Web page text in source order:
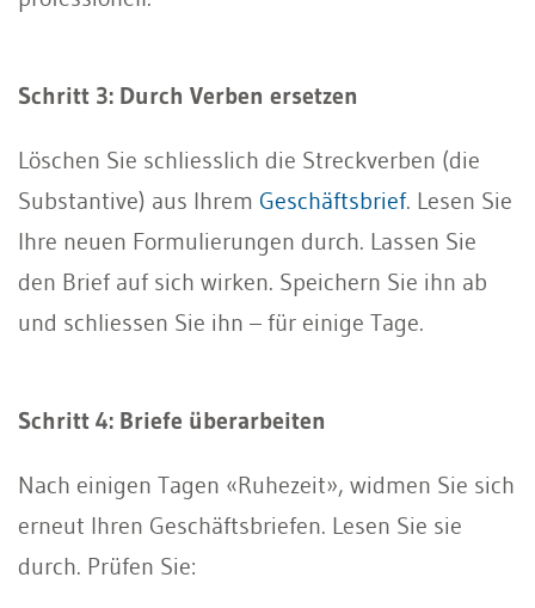
Schritt 3: Durch Verben ersetzen
Löschen Sie schliesslich die Streckverben (die
Substantive) aus Ihrem Geschäftsbrief. Lesen Sie
Ihre neuen Formulierungen durch. Lassen Sie
den Brief auf sich wirken. Speichern Sie ihn ab
und schliessen Sie ihn – für einige Tage.
Schritt 4: Briefe überarbeiten
Nach einigen Tagen «Ruhezeit», widmen Sie sich
erneut Ihren Geschäftsbriefen. Lesen Sie sie
durch. Prüfen Sie: